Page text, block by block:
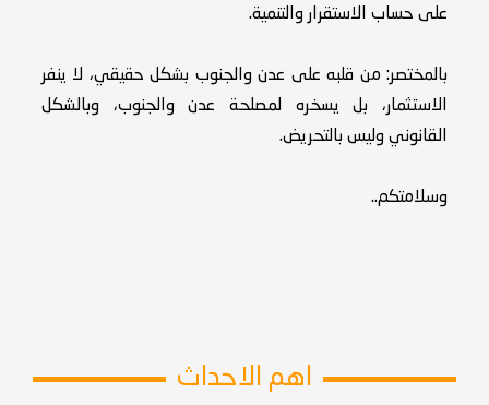
على حساب الاستقرار والتنمية.
بالمختصر: من قلبه على عدن والجنوب بشكل حقيقي، لا ينفر
الاستثمار، بل يسخره لمصلحة عدن والجنوب، وبالشكل
القانوني وليس بالتحريض.
وسلامتكم..
اهم الاحداث